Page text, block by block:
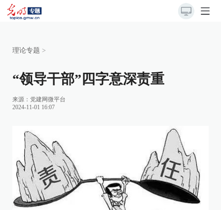
理论专题 >
“领导干部”四字意深责重
来源： 党建网微平台
2024-11-01 16:07